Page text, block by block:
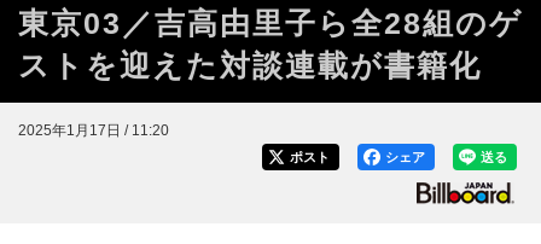
東京03／吉高由里子ら全28組のゲ
ストを迎えた対談連載が書籍化
2025年1月17日 / 11:20
送る
シェア
ポスト